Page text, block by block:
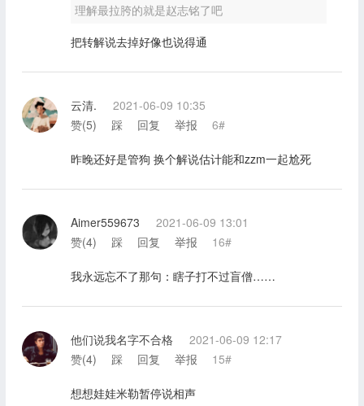
理解最拉胯的就是赵志铭了吧
把转解说去掉好像也说得通
云清.
2021-06-09 10:35
赞(5) 踩 回复 举报 6#
昨晚还好是管狗 换个解说估计能和zzm一起尬死
Aimer559673
2021-06-09 13:01
赞(4) 踩 回复 举报 16#
我永远忘不了那句：瞎子打不过盲僧……
他们说我名字不合格
2021-06-09 12:17
赞(4) 踩 回复 举报 15#
想想娃娃米勒暂停说相声